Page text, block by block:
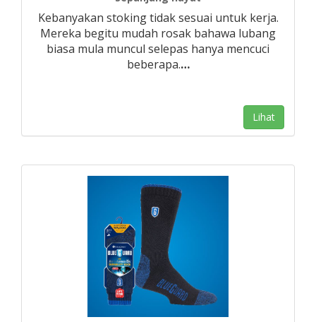
Kebanyakan stoking tidak sesuai untuk kerja.
Mereka begitu mudah rosak bahawa lubang
biasa mula muncul selepas hanya mencuci
beberapa.…
Lihat